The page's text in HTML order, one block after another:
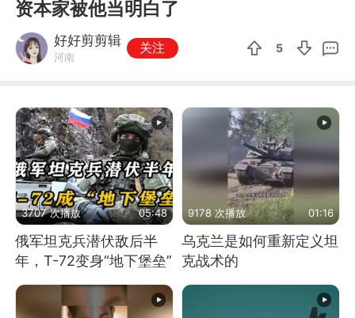
资本家被他当明白了
好好剪剪辑
河南
关注 5
3707 次播放 05:48
俄军坦克兵潜伏敌后半
年，T-72变身“地下堡垒”
9178 次播放 01:16
乌克兰是如何重新定义坦
克战术的